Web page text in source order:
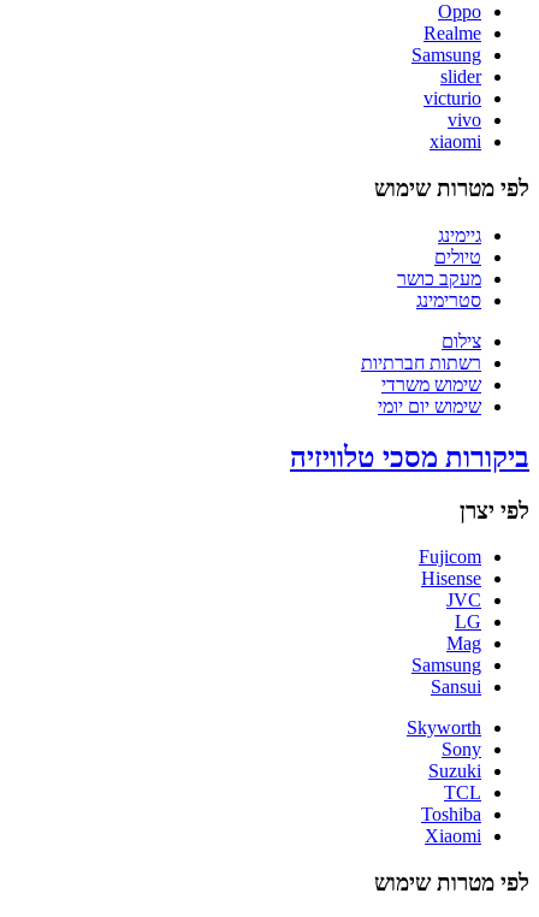
Oppo
Realme
Samsung
slider
victurio
vivo
xiaomi
לפי מטרות שימוש
גיימינג
טיולים
מעקב כושר
סטרימינג
צילום
רשתות חברתיות
שימוש משרדי
שימוש יום יומי
ביקורות מסכי טלוויזיה
לפי יצרן
Fujicom
Hisense
JVC
LG
Mag
Samsung
Sansui
Skyworth
Sony
Suzuki
TCL
Toshiba
Xiaomi
לפי מטרות שימוש